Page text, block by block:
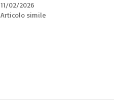
11/02/2026
Articolo simile